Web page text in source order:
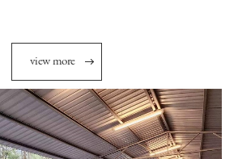
viewmore